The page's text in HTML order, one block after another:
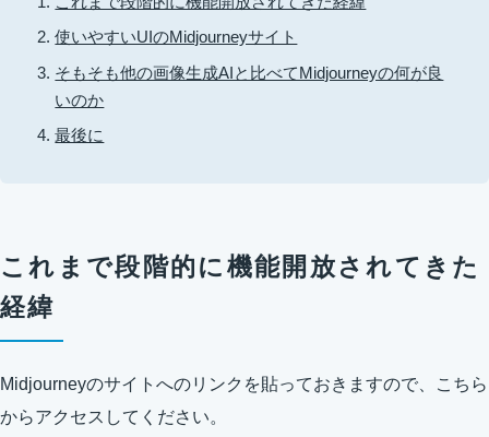
使いやすいUIのMidjourneyサイト
そもそも他の画像生成AIと比べてMidjourneyの何が良
いのか
最後に
これまで段階的に機能開放されてきた
経緯
Midjourneyのサイトへのリンクを貼っておきますので、こちら
からアクセスしてください。